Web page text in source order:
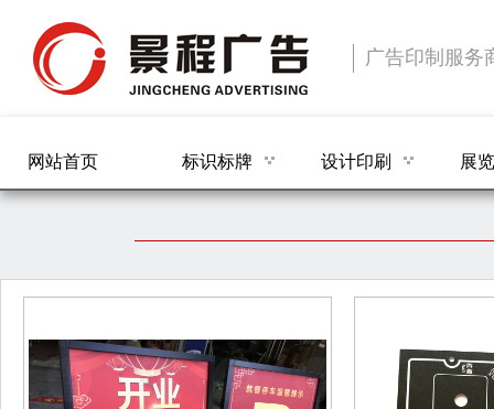
广告印制服务
网站首页 标识标牌 设计印刷 展